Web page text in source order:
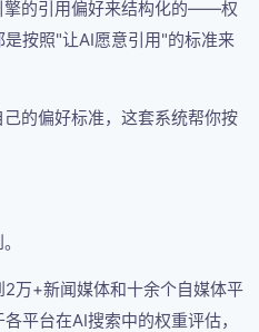
擎的引用偏好来结构化的——权
按照"让AI愿意引用"的标准来
的偏好标准，这套系统帮你按
万+新闻媒体和十余个自媒体平
平台在AI搜索中的权重评估，